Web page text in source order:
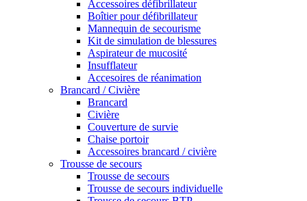
Accessoires défibrillateur
Boîtier pour défibrillateur
Mannequin de secourisme
Kit de simulation de blessures
Aspirateur de mucosité
Insufflateur
Accesoires de réanimation
Brancard / Civière
Brancard
Civière
Couverture de survie
Chaise portoir
Accessoires brancard / civière
Trousse de secours
Trousse de secours
Trousse de secours individuelle